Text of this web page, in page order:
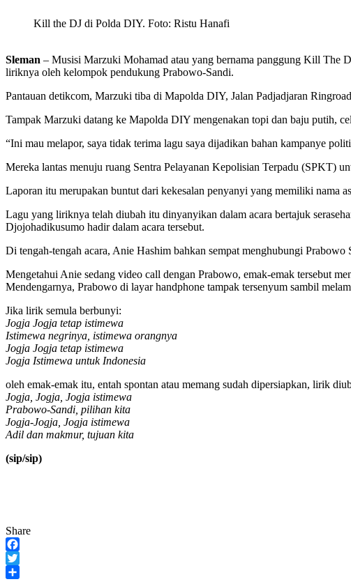
Kill the DJ di Polda DIY. Foto: Ristu Hanafi
Sleman – Musisi Marzuki Mohamad atau yang bernama panggung Kill The
liriknya oleh kelompok pendukung Prabowo-Sandi.
Pantauan detikcom, Marzuki tiba di Mapolda DIY, Jalan Padjadjaran
Tampak Marzuki datang ke Mapolda DIY mengenakan topi dan baju putih,
“Ini mau melapor, saya tidak terima lagu saya dijadikan bahan kampanye
Mereka lantas menuju ruang Sentra Pelayanan Kepolisian Terpadu (SPKT)
Laporan itu merupakan buntut dari kekesalan penyanyi yang memiliki
Lagu yang liriknya telah diubah itu dinyanyikan dalam acara bertajuk
Djojohadikusumo hadir dalam acara tersebut.
Di tengah-tengah acara, Anie Hashim bahkan sempat menghubungi
Mengetahui Anie sedang video call dengan Prabowo, emak-emak tersebut
Mendengarnya, Prabowo di layar handphone tampak tersenyum sambil
Jika lirik semula berbunyi:
Jogja Jogja tetap istimewa
Istimewa negrinya, istimewa orangnya
Jogja Jogja tetap istimewa
Jogja Istimewa untuk Indonesia
oleh emak-emak itu, entah spontan atau memang sudah dipersiapkan, lirik
Jogja, Jogja, Jogja istimewa
Prabowo-Sandi, pilihan kita
Jogja-Jogja, Jogja istimewa
Adil dan makmur, tujuan kita
(sip/sip)
Share
Facebook
Twitter